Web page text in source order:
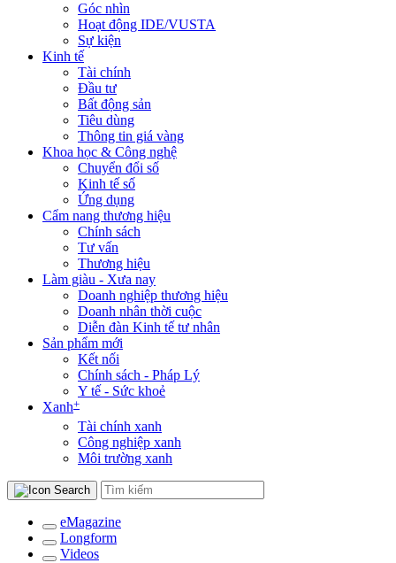
Góc nhìn
Hoạt động IDE/VUSTA
Sự kiện
Kinh tế
Tài chính
Đầu tư
Bất động sản
Tiêu dùng
Thông tin giá vàng
Khoa học & Công nghệ
Chuyển đổi số
Kinh tế số
Ứng dụng
Cẩm nang thương hiệu
Chính sách
Tư vấn
Thương hiệu
Làm giàu - Xưa nay
Doanh nghiệp thương hiệu
Doanh nhân thời cuộc
Diễn đàn Kinh tế tư nhân
Sản phẩm mới
Kết nối
Chính sách - Pháp Lý
Y tế - Sức khoẻ
Xanh+
Tài chính xanh
Công nghiệp xanh
Môi trường xanh
eMagazine
Longform
Videos